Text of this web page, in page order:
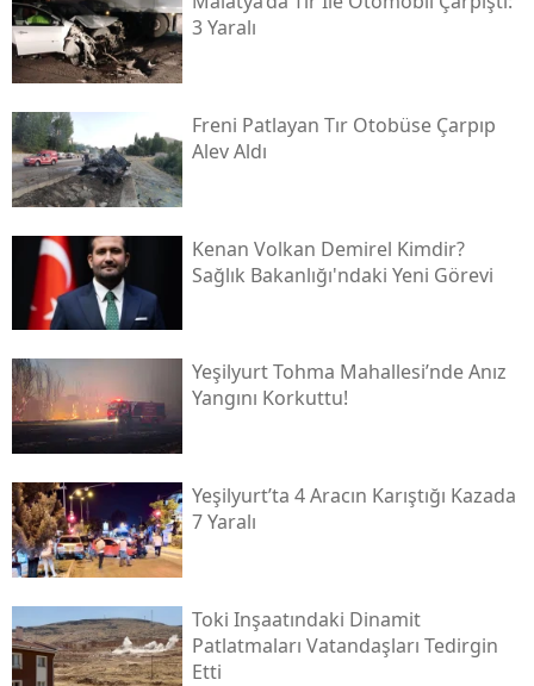
3 Yaralı
Freni Patlayan Tır Otobüse Çarpıp
Alev Aldı
Kenan Volkan Demirel Kimdir?
Sağlık Bakanlığı'ndaki Yeni Görevi
Yeşilyurt Tohma Mahallesi’nde Anız
Yangını Korkuttu!
Yeşilyurt’ta 4 Aracın Karıştığı Kazada
7 Yaralı
Toki̇ Inşaatındaki Dinamit
Patlatmaları Vatandaşları Tedirgin
Etti